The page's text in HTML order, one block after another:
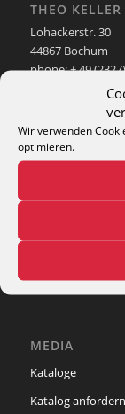
Wir verwenden
optimieren.
THEO
Lohackerstr. 30
44867 Bochum
phone: + 49
Teppich-Lexikon
MEDIA
Kataloge
Katalog anfordern